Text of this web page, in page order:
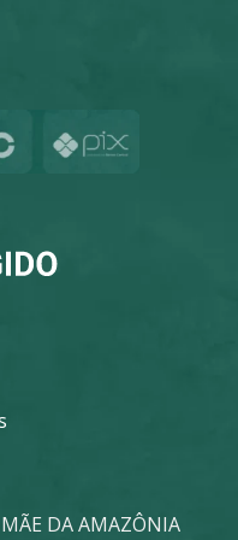
DA AMAZÔNIA